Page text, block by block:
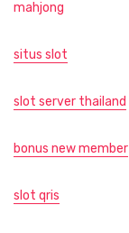
mahjong
situs slot
slot server thailand
bonus new member
slot qris